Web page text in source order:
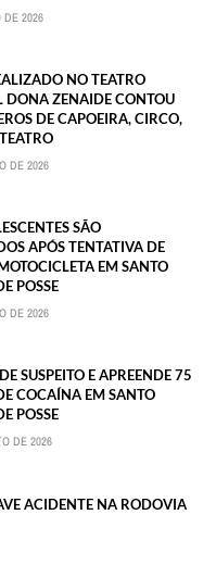
DE 2026
NO TEATRO
DONA ZENAIDE CONTOU
DE CAPOEIRA, CIRCO,
DE 2026
SÃO
APÓS TENTATIVA DE
EM SANTO
POSSE
DE 2026
SUSPEITO E APREENDE 75
COCAÍNA EM SANTO
POSSE
DE 2026
ACIDENTE NA RODOVIA